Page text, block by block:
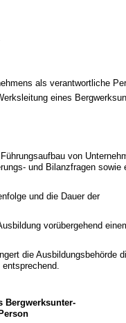
als verantwortliche
eines
von
und Bilanzfragen sowie
und die Dauer der
vorübergehend
die Ausbildungsbehörde
Bergwerksunter-